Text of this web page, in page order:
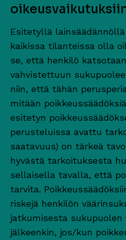
Esitetyllä lainsäädännöllä
kaikissa tilanteissa olla
se, että henkilö
vahvistettuun
niin, että tähän
mitään
esitetyn
perusteluissa avattu
saatavuus) on tärkeä
hyvästä tarkoituksesta
sellaisella tavalla, että
tarvita.
riskejä henkilön
jatkumisesta sukupuolen
jälkeenkin, jos/kun